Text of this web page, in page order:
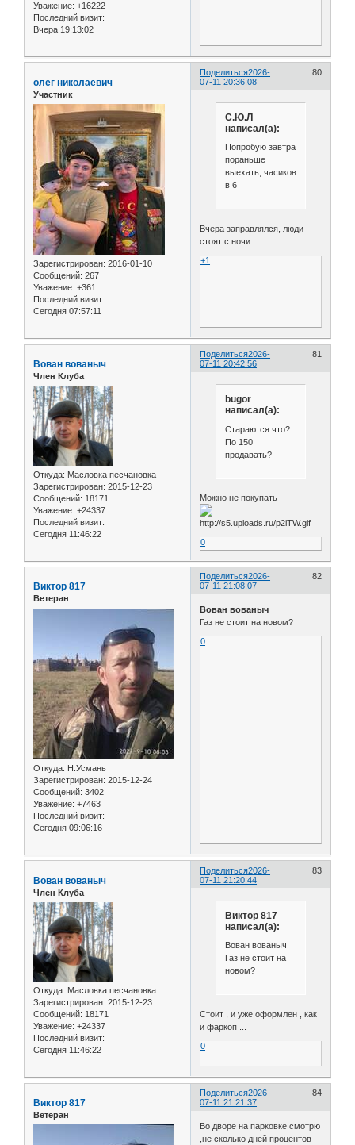
Уважение: +16222
Последний визит:
Вчера 19:13:02
Поделиться 80
2026-
07-11 20:36:08
олег николаевич
Участник
Зарегистрирован: 2016-01-10
Сообщений: 267
Уважение: +361
Последний визит:
Сегодня 07:57:11
С.Ю.Л
написал(а):
Попробую завтра
пораньше
выехать, часиков
в 6
Вчера заправлялся, люди
стоят с ночи
+1
Поделиться 81
2026-
07-11 20:42:56
Вован вованыч
Член Клуба
Откуда: Масловка песчановка
Зарегистрирован: 2015-12-23
Сообщений: 18171
Уважение: +24337
Последний визит:
Сегодня 11:46:22
bugor
написал(а):
Стараются что?
По 150
продавать?
Можно не покупать
0
Поделиться 82
2026-
07-11 21:08:07
Виктор 817
Ветеран
Откуда: Н.Усмань
Зарегистрирован: 2015-12-24
Сообщений: 3402
Уважение: +7463
Последний визит:
Сегодня 09:06:16
Вован вованыч
Газ не стоит на новом?
0
Поделиться 83
2026-
07-11 21:20:44
Вован вованыч
Член Клуба
Откуда: Масловка песчановка
Зарегистрирован: 2015-12-23
Сообщений: 18171
Уважение: +24337
Последний визит:
Сегодня 11:46:22
Виктор 817
написал(а):
Вован вованыч
Газ не стоит на
новом?
Стоит , и уже оформлен , как
и фаркоп ...
0
Поделиться 84
2026-
07-11 21:21:37
Виктор 817
Ветеран
Во дворе на парковке смотрю
,не сколько дней процентов